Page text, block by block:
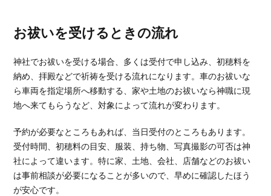
お祓いを受けるときの流れ
神社でお祓いを受ける場合、多くは受付で申し込み、初穂料を
納め、拝殿などで祈祷を受ける流れになります。車のお祓いな
ら車両を指定場所へ移動する、家や土地のお祓いなら神職に現
地へ来てもらうなど、対象によって流れが変わります。
予約が必要なところもあれば、当日受付のところもあります。
受付時間、初穂料の目安、服装、持ち物、写真撮影の可否は神
社によって違います。特に家、土地、会社、店舗などのお祓い
は事前相談が必要になることが多いので、早めに確認したほう
が安心です。